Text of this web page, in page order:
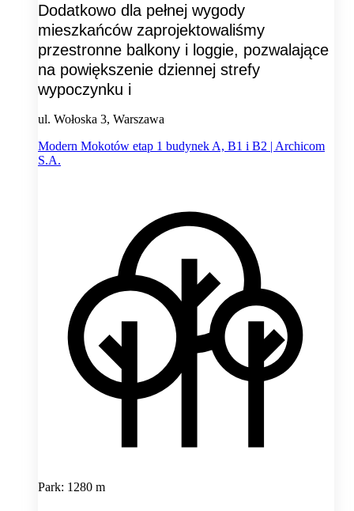
Dodatkowo dla pełnej wygody
mieszkańców zaprojektowaliśmy
przestronne balkony i loggie, pozwalające
na powiększenie dziennej strefy
wypoczynku i
ul. Wołoska 3, Warszawa
Modern Mokotów etap 1 budynek A, B1 i B2 | Archicom
S.A.
Park: 1280 m